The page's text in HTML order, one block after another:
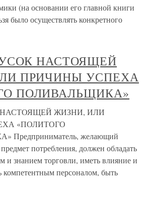
(на основании его главной книги
было осуществлять конкретного
НАСТОЯЩЕЙ
ПРИЧИНЫ УСПЕХА
ПОЛИВАЛЬЩИКА»
НАСТОЯЩЕЙ ЖИЗНИ, ИЛИ
«ПОЛИТОГО
желающий
потребления, должен обладать
и знанием торговли, иметь влияние и
компетентным персоналом, быть